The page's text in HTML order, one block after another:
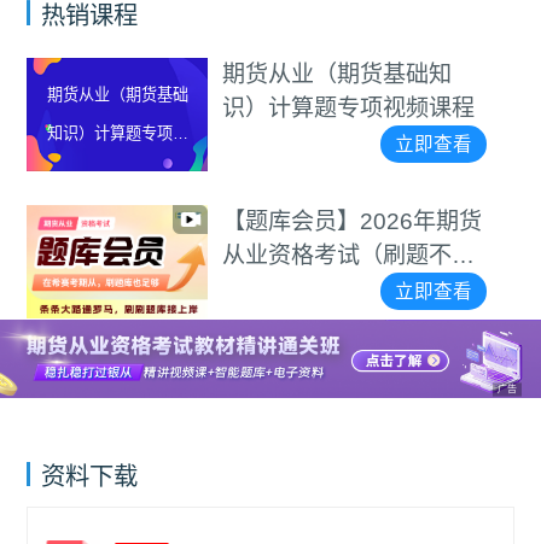
热销课程
期货从业（期货基础知
识）计算题专项视频课程
立即查看
【题库会员】2026年期货
从业资格考试（刷题不用
愁）
广告
资料下载